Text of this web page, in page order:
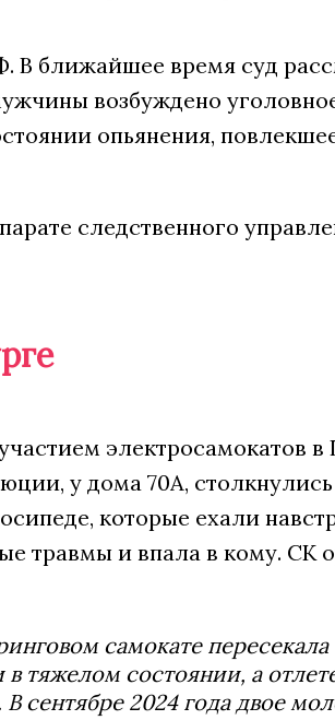
В ближайшее время суд
возбуждено
опьянения,
следственного
электросамокатов в
у дома 70А, столкнулись
которые ехали
травмы и впала в кому. СК
самокате
тяжелом состоянии, а
сентябре 2024 года двое